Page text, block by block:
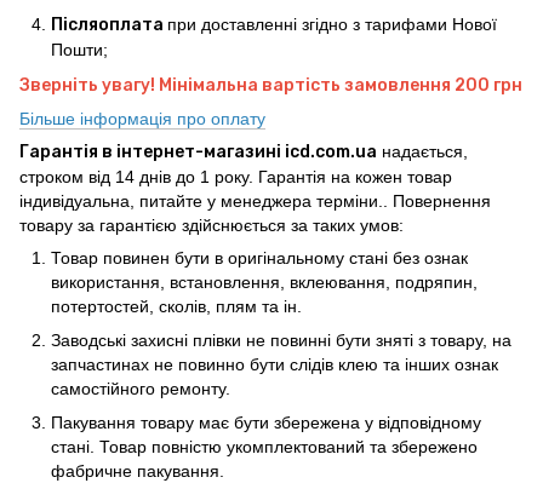
Післяоплата при доставленні згідно з тарифами Нової
Пошти;
Зверніть увагу! Мінімальна вартість замовлення 200 грн
Більше інформація про оплату
Гарантія в інтернет-магазині icd.com.ua надається,
строком від 14 днів до 1 року. Гарантія на кожен товар
індивідуальна, питайте у менеджера терміни.. Повернення
товару за гарантією здійснюється за таких умов:
Товар повинен бути в оригінальному стані без ознак
використання, встановлення, вклеювання, подряпин,
потертостей, сколів, плям та ін.
Заводські захисні плівки не повинні бути зняті з товару, на
запчастинах не повинно бути слідів клею та інших ознак
самостійного ремонту.
Пакування товару має бути збережена у відповідному
стані. Товар повністю укомплектований та збережено
фабричне пакування.